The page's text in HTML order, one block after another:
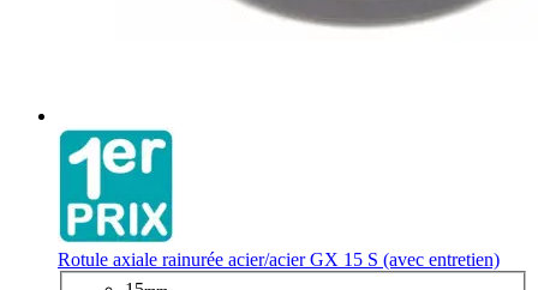
Rotule axiale rainurée acier/acier GX 15 S (avec entretien)